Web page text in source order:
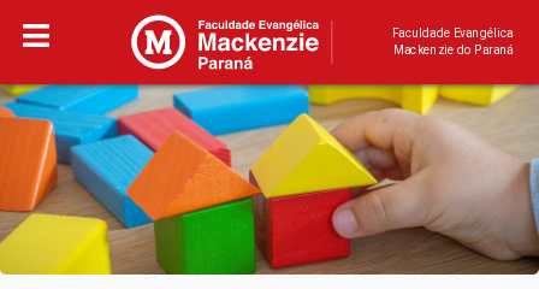
Faculdade Evangélica
Mackenzie do Paraná